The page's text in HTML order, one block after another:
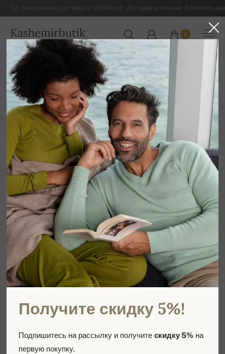
Бесплатная доставка от 27000 руб - Доставка в течение 5 рабочих
Kashemirbutik
РОССИЯ
0
Главная
Получите скидку 5%!
Подпишитесь на рассылку и получитескидку 5% на
первую покупку.